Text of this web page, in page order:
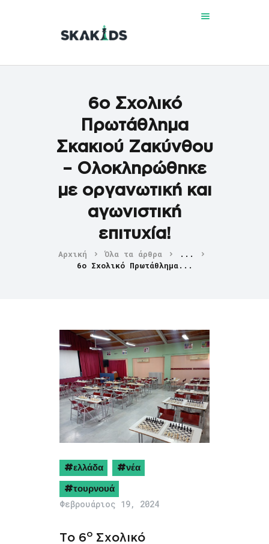
6ο Σχολικό
Πρωτάθλημα
Σκακιού Ζακύνθου
– Ολοκληρώθηκε
με οργανωτική και
αγωνιστική
επιτυχία!
Αρχική Όλα τα άρθρα
...
6ο Σχολικό Πρωτάθλημα...
ΑΡΧΙΚΗ
ΕΚΜΑΘΗΣΗ
ΕΝΗΜΕΡΩΣΗ
ΦΩΤΟΓΡΑΦΙΕΣ
ΕΠΙΚΟΙΝΩΝΙΑ
ελλάδα
νέα
τουρνουά
Φεβρουάριος 19, 2024
Το 6ο Σχολικό